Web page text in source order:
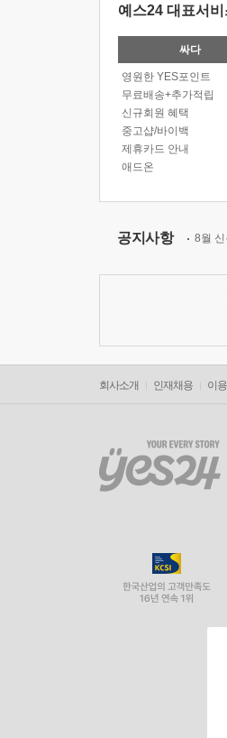
예스24 대표서비
싸다
영원한 YES포인트
무료배송+추가적립
신규회원 혜택
중고샵/바이백
제휴카드 안내
애드온
공지사항 8월
회사소개 인재채용 이